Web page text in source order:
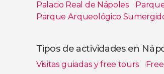
Palacio Real de Nápoles
Parque Arqueológico
Tipos de actividades en
Visitas guiadas y free tours